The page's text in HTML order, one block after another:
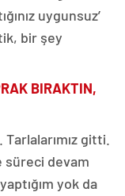
uygunsuz’
bir şey
BIRAKTIN,
gitti.
süreci devam
yok da